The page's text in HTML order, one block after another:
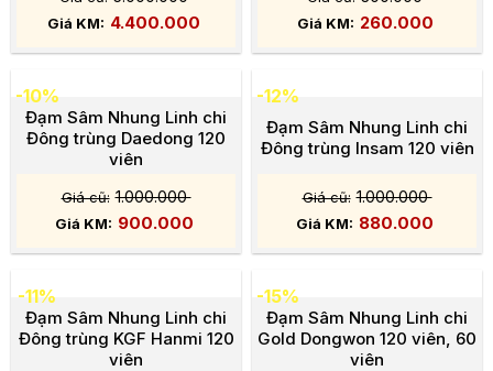
4.400.000 260.000
-10%
Đạm Sâm Nhung Linh chi
Đông trùng Daedong 120
viên
1.000.000
900.000
-12%
Đạm Sâm Nhung Linh chi
Đông trùng Insam 120 viên
1.000.000
880.000
-11%
Đạm Sâm Nhung Linh chi
Đông trùng KGF Hanmi 120
viên
-15%
Đạm Sâm Nhung Linh chi
Gold Dongwon 120 viên, 60
viên